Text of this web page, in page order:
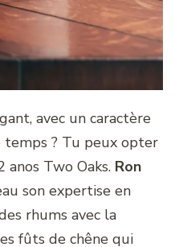
avec un caractère
? Tu peux opter
Two Oaks. Ron
son expertise en
rhums avec la
fûts de chêne qui